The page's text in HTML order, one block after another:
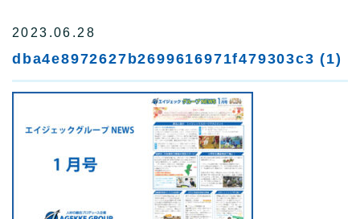
2023.06.28
dba4e8972627b2699616971f479303c3 (1)